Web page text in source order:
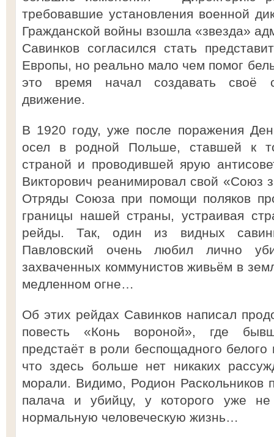
требовавшие установления военной
Гражданской войны взошла «звезда»
Савинков согласился стать
Европы, но реально мало чем помог
это время начал создавать своё
движение.
В 1920 году, уже после поражения
осел в родной Польше, ставшей к
страной и проводившей ярую
Викторович реанимировал свой «Союз
Отряды Союза при помощи поляков
границы нашей страны, устраивая
рейды. Так, один из видных
Павловский очень любил лично
захваченных коммунистов живьём в
медленном огне…
Об этих рейдах Савинков написал
повесть «Конь вороной», где
предстаёт в роли беспощадного
что здесь больше нет никаких
морали. Видимо, Родион Раскольников
палача и убийцу, у которого уже
нормальную человеческую жизнь…